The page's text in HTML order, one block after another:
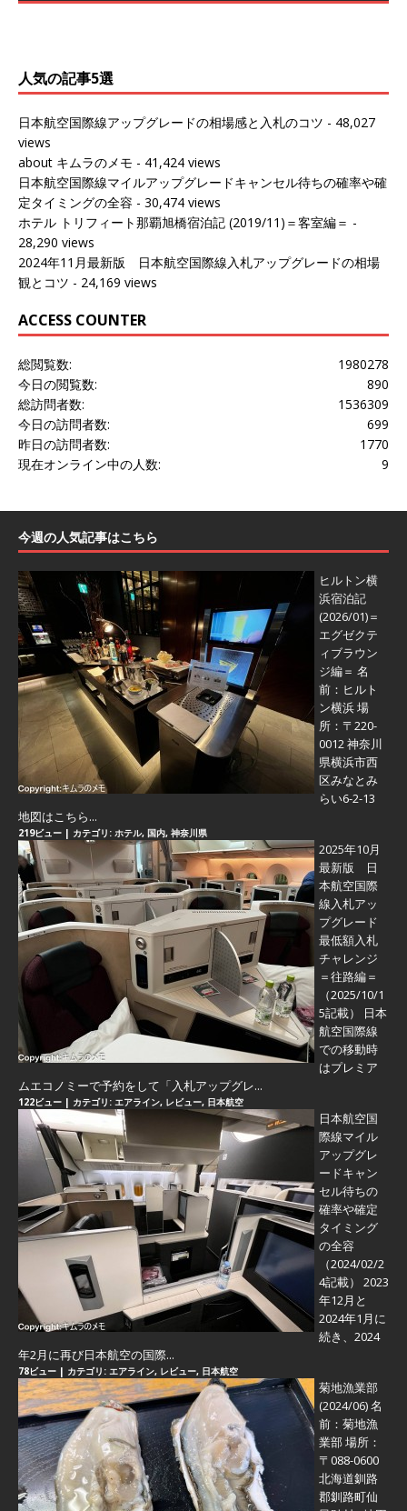
人気の記事5選
日本航空国際線アップグレードの相場感と入札のコツ - 48,027
views
about キムラのメモ - 41,424 views
日本航空国際線マイルアップグレードキャンセル待ちの確率や確
定タイミングの全容 - 30,474 views
ホテル トリフィート那覇旭橋宿泊記 (2019/11)＝客室編＝ -
28,290 views
2024年11月最新版 日本航空国際線入札アップグレードの相場
観とコツ - 24,169 views
ACCESS COUNTER
1980278
総閲覧数:
890
今日の閲覧数:
1536309
総訪問者数:
699
今日の訪問者数:
1770
昨日の訪問者数:
9
現在オンライン中の人数:
今週の人気記事はこちら
ヒルトン横
浜宿泊記
(2026/01)＝
エグゼクテ
ィブラウン
ジ編＝ 名
前：ヒルト
ン横浜 場
所：〒220-
0012 神奈川
県横浜市西
区みなとみ
らい6-2-13
地図はこちら...
219ビュー | カテゴリ: ホテル, 国内, 神奈川県
2025年10月
最新版 日
本航空国際
線入札アッ
プグレード
最低額入札
チャレンジ
＝往路編＝
（2025/10/1
5記載） 日本
航空国際線
での移動時
はプレミア
ムエコノミーで予約をして「入札アップグレ...
122ビュー | カテゴリ: エアライン, レビュー, 日本航空
日本航空国
際線マイル
アップグレ
ードキャン
セル待ちの
確率や確定
タイミング
の全容
（2024/02/2
4記載） 2023
年12月と
2024年1月に
続き、2024
年2月に再び日本航空の国際...
78ビュー | カテゴリ: エアライン, レビュー, 日本航空
菊地漁業部
(2024/06)名
前：菊地漁
業部 場所：
〒088-0600
北海道釧路
郡釧路町仙